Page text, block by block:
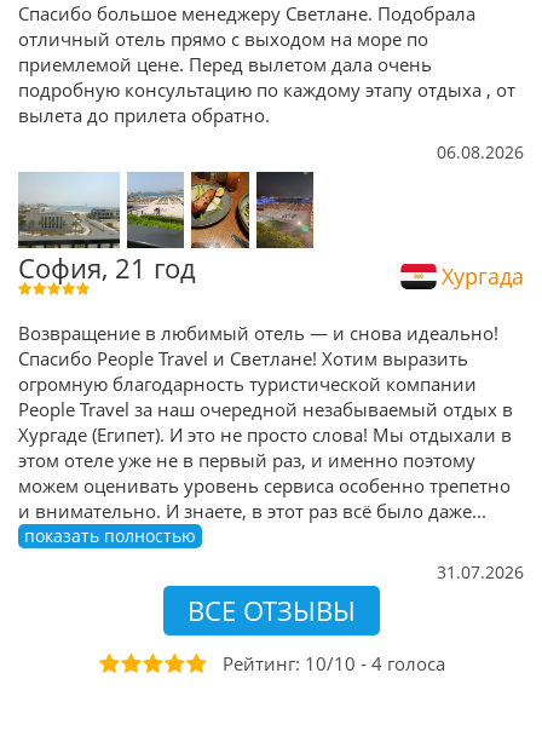
Спасибо большое менеджеру Светлане. Подобрала
отличный отель прямо с выходом на море по
приемлемой цене. Перед вылетом дала очень
подробную консультацию по каждому этапу отдыха , от
вылета до прилета обратно.
06.08.2026
София, 21 год Хургада
Возвращение в любимый отель — и снова идеально!
Спасибо People Travel и Светлане! Хотим выразить
огромную благодарность туристической компании
People Travel за наш очередной незабываемый отдых в
Хургаде (Египет). И это не просто слова! Мы отдыхали в
этом отеле уже не в первый раз, и именно поэтому
можем оценивать уровень сервиса особенно трепетно
и внимательно. И знаете, в этот раз всё было даже...
показать полностью
31.07.2026
ВСЕ ОТЗЫВЫ
Рейтинг: 10/10 - 4 голоса